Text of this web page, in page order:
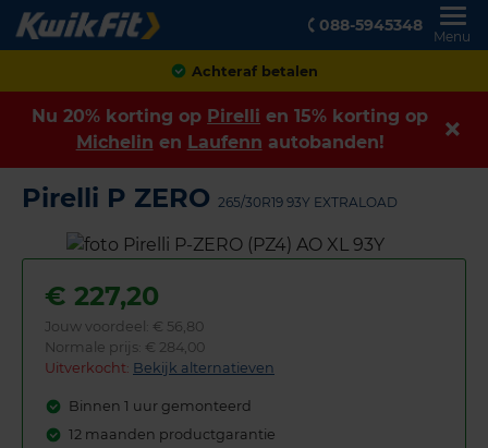
088-5945348
Menu
Klanten geven ons een
Nu 20% korting op Pirelli en 15% korting op
Michelin en Laufenn autobanden!
Pirelli P ZERO 265/30R19 93Y EXTRALOAD
€ 227,20
Jouw voordeel: € 56,80
Normale prijs: € 284,00
Uitverkocht: Bekijk alternatieven
Binnen 1 uur gemonteerd
12 maanden productgarantie